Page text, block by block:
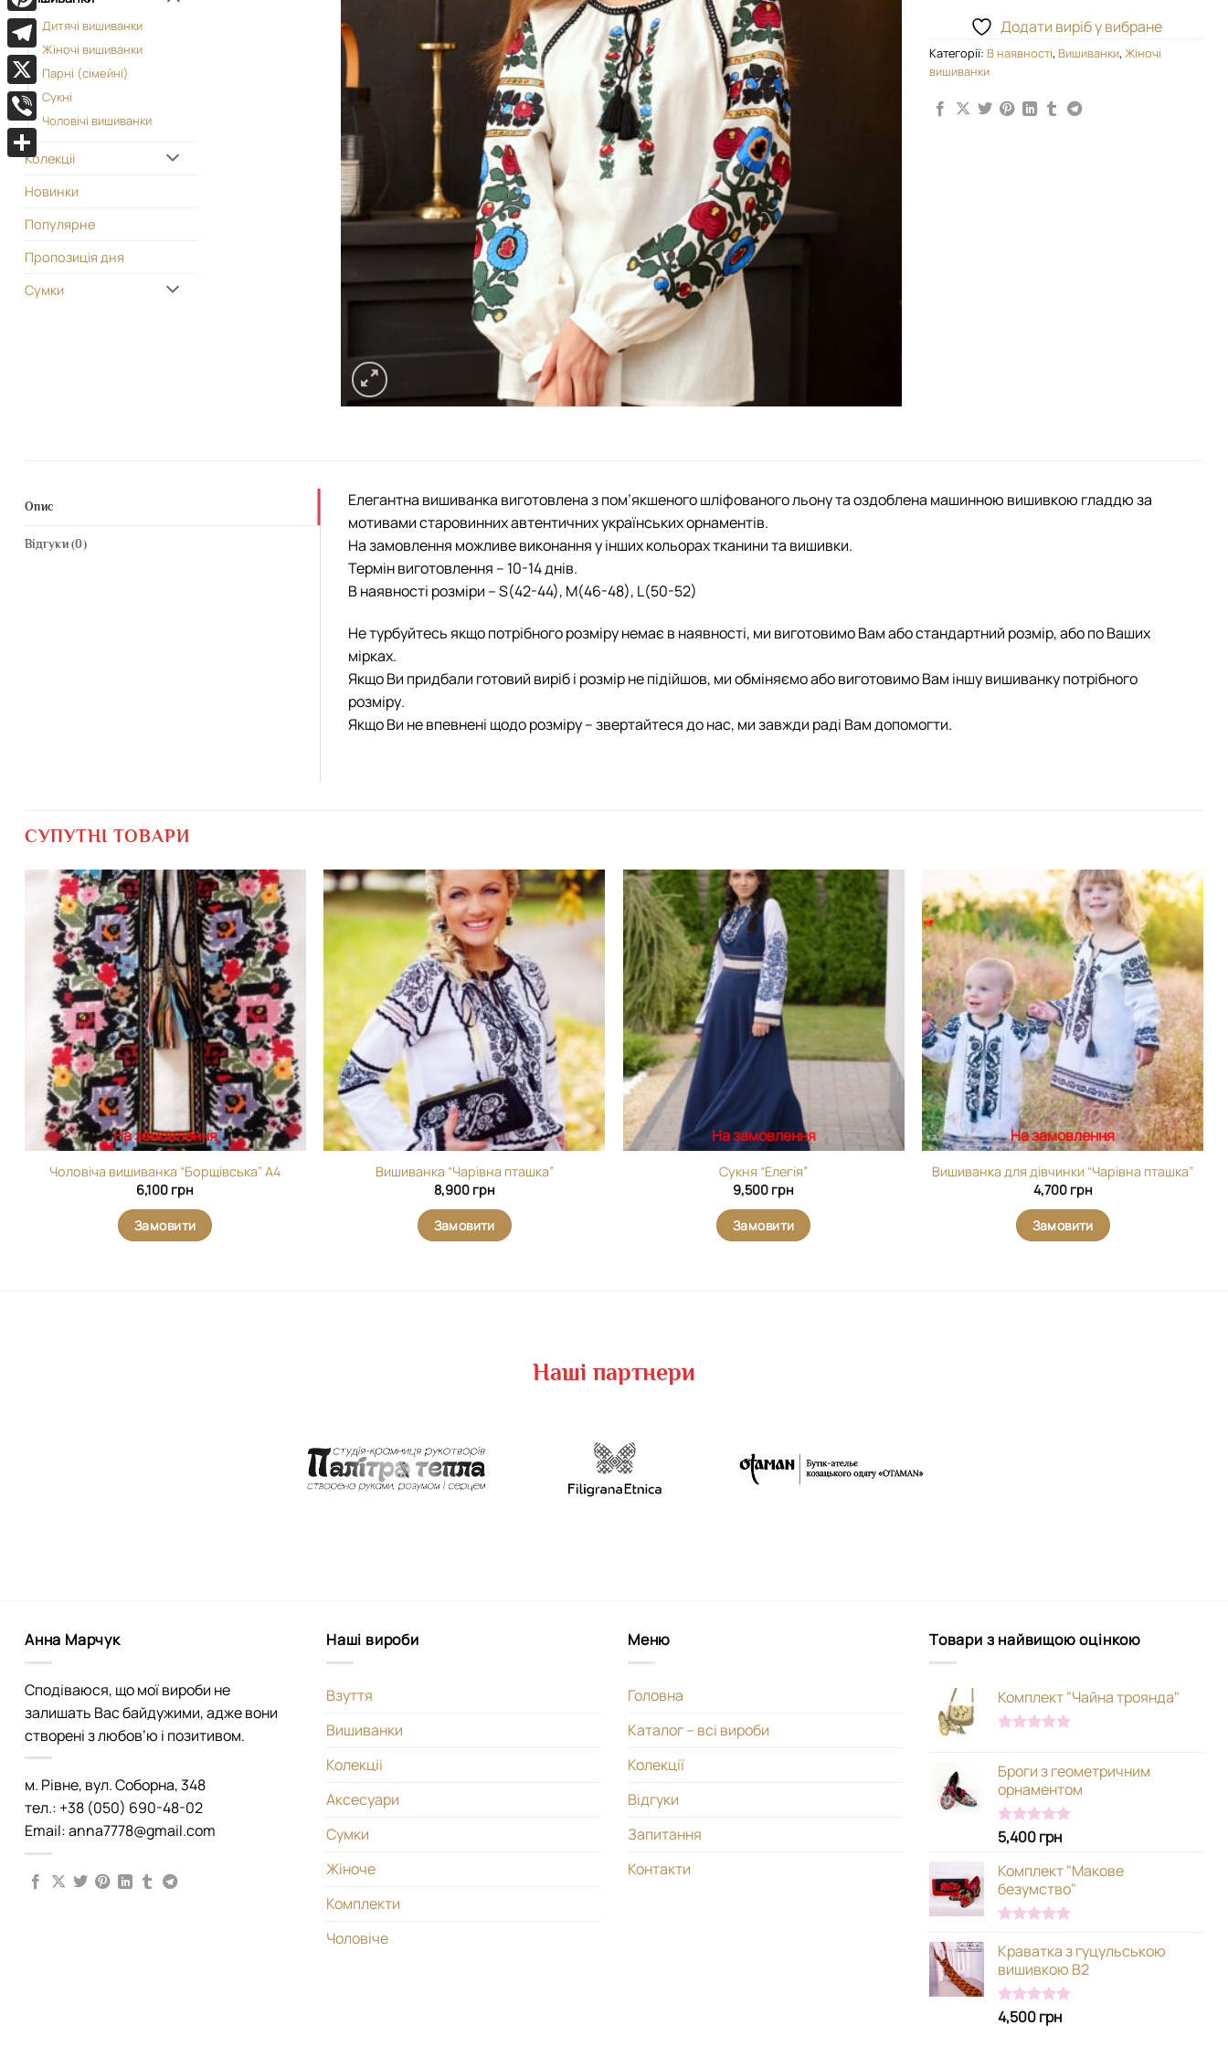
Дитячі вишиванки
Жіночі вишиванки
Парні (сімейні)
Сукні
Чоловічі вишиванки
Колекціі
Новинки
Популярне
Пропозиція дня
Сумки
Додати виріб у вибране
Категорії: В наявності, Вишиванки, Жіночі
вишиванки
Опис
Відгуки (0)
Елегантна вишиванка виготовлена з пом’якшеного шліфованого льону та оздоблена машинною вишивкою гладдю за
мотивами старовинних автентичних українських орнаментів.
На замовлення можливе виконання у інших кольорах тканини та вишивки.
Термін виготовлення – 10-14 днів.
В наявності розміри – S(42-44), M(46-48), L(50-52)
Не турбуйтесь якщо потрібного розміру немає в наявності, ми виготовимо Вам або стандартний розмір, або по Ваших
мірках.
Якщо Ви придбали готовий виріб і розмір не підійшов, ми обміняємо або виготовимо Вам іншу вишиванку потрібного
розміру.
Якщо Ви не впевнені щодо розміру – звертайтеся до нас, ми завжди раді Вам допомогти.
СУПУТНІ ТОВАРИ
Додати
виріб у
вибране
На замовлення
Чоловіча вишиванка “Борщівська” А4
6,100 грн
Замовити
Додати
виріб у
Вишиванка “Чарівна пташка”
8,900 грн
Замовити
Додати
виріб у
вибране
На замовлення
Сукня “Елегія”
9,500 грн
Замовити
Додати
вибране
На замовлення
Вишиванка для дівчинки “Чарівна пташка”
4,700 грн
Замовити
Наші партнери
Анна Марчук
Сподіваюся, що мої вироби не
залишать Вас байдужими, адже вони
створені з любов’ю і позитивом.
м. Рівне, вул. Соборна, 348
тел.: +38 (050) 690-48-02
Email: anna7778@gmail.com
Наші вироби
Взуття
Вишиванки
Колекціі
Аксесуари
Сумки
Жіноче
Комплекти
Чоловіче
Меню
Головна
Каталог – всі вироби
Колекції
Відгуки
Запитання
Контакти
Товари з найвищою оцінкою
Комплект "Чайна троянда"
Броги з геометричним
орнаментом
Оцінено в
з 5
5,400грн
Комплект "Макове
безумство"
5.00з 5
Краватка з гуцульською
вишивкою В2
Оцінено в
з 5
4,500грн
Pinterest
Telegram
X
Viber
Поділитися